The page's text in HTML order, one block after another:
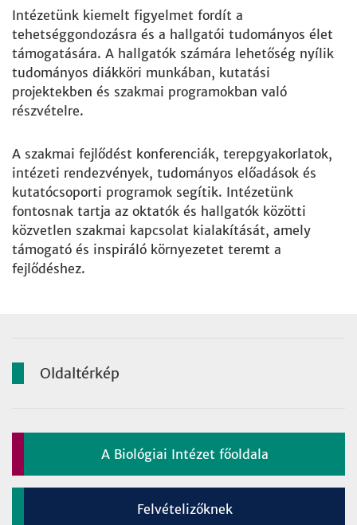
Intézetünk kiemelt figyelmet fordít a
tehetséggondozásra és a hallgatói tudományos élet
támogatására. A hallgatók számára lehetőség nyílik
tudományos diákköri munkában, kutatási
projektekben és szakmai programokban való
részvételre.
A szakmai fejlődést konferenciák, terepgyakorlatok,
intézeti rendezvények, tudományos előadások és
kutatócsoporti programok segítik. Intézetünk
fontosnak tartja az oktatók és hallgatók közötti
közvetlen szakmai kapcsolat kialakítását, amely
támogató és inspiráló környezetet teremt a
fejlődéshez.
Oldaltérkép
A Biológiai Intézet főoldala
Felvételizőknek